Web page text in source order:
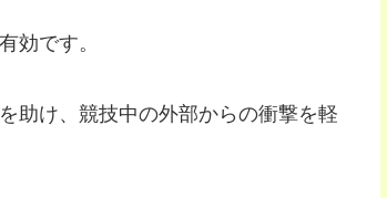
効です。
助け、競技中の外部からの衝撃を軽